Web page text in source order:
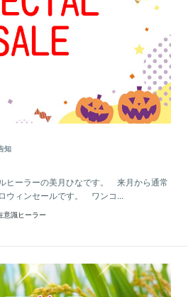
知
ーラーの美月ひなです。 来月から通常
ウィンセールです。 ワンコ...
意識ヒーラー